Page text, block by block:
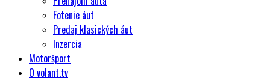
Fotenie áut
Predaj klasických áut
Inzercia
Motoršport
O volant.tv